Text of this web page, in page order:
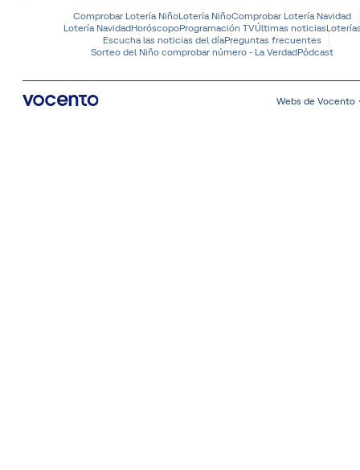
Comprobar Lotería NiñoLotería NiñoComprobar Lotería Navidad
Lotería NavidadHoróscopoProgramación TVÚltimas noticias
Escucha las noticias del díaPreguntas frecuentes
Sorteo del Niño comprobar número - La VerdadPódcast
Webs de Vocento